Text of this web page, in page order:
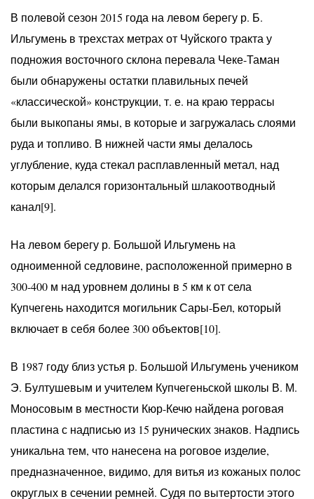
В полевой сезон 2015 года на левом берегу р. Б.
Ильгумень в трехстах метрах от Чуйского тракта у
подножия восточного склона перевала Чеке-Таман
были обнаружены остатки плавильных печей
«классической» конструкции, т. е. на краю террасы
были выкопаны ямы, в которые и загружалась слоями
руда и топливо. В нижней части ямы делалось
углубление, куда стекал расплавленный метал, над
которым делался горизонтальный шлакоотводный
канал[9].
На левом берегу р. Большой Ильгумень на
одноименной седловине, расположенной примерно в
300-400 м над уровнем долины в 5 км к от села
Купчегень находится могильник Сары-Бел, который
включает в себя более 300 объектов[10].
В 1987 году близ устья р. Большой Ильгумень учеником
Э. Бултушевым и учителем Купчегеньской школы В. М.
Моносовым в местности Кюр-Кечю найдена роговая
пластина с надписью из 15 рунических знаков. Надпись
уникальна тем, что нанесена на роговое изделие,
предназначенное, видимо, для витья из кожаных полос
округлых в сечении ремней. Судя по вытертости этого